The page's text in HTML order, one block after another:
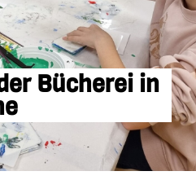
Bücherei in